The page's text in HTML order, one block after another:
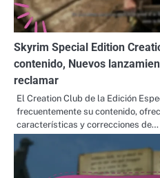
Skyrim Special Edition
contenido, Nuevos
reclamar
El Creation Club de la Edición
frecuentemente su contenido,
características y correcciones de…